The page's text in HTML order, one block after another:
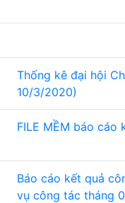
Thống kê đại hội
10/3/2020)
FILE MỀM báo
Báo cáo kết quả
vụ công tác tháng